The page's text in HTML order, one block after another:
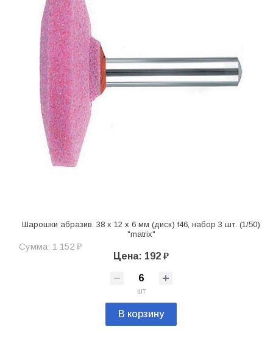
Шарошки абразив. 38 x 12 x 6 мм (диск) f46, набор 3 шт. (1/50)
"matrix"
Сумма: 1 152 ₽
Цена: 192 ₽
шт
В корзину